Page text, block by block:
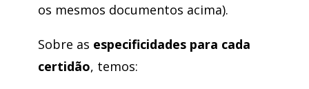
os mesmos documentos acima).
Sobre as especificidades para cada
certidão, temos: